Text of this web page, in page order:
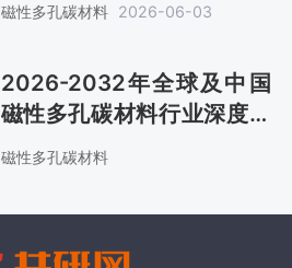
[图]
磁性多孔碳材料 2026-06-03
2026-2032年全球及中国
磁性多孔碳材料行业深度调
查与前景趋势报告
磁性多孔碳材料